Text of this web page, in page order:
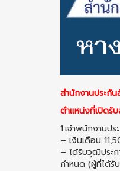
สำนักงานประกั
ตำแหน่งที่เปิดรั
1.เจ้าพนักงานป
– เงินเดือน
– ได้รับวุฒิประ
กำหนด (ผู้ที่ได้รั